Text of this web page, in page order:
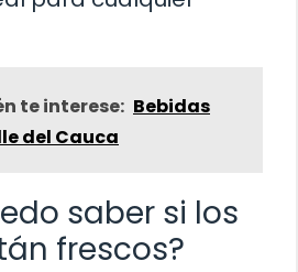
te interese: Bebidas
del Cauca
saber si los
frescos?